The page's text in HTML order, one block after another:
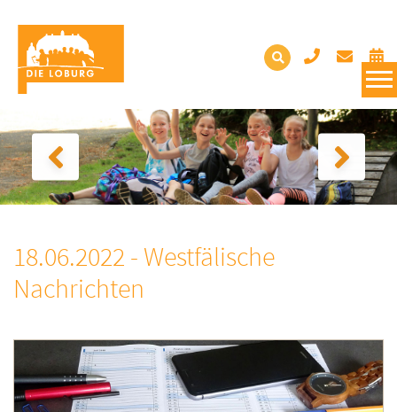
18.06.2022 - Westfälische
Nachrichten